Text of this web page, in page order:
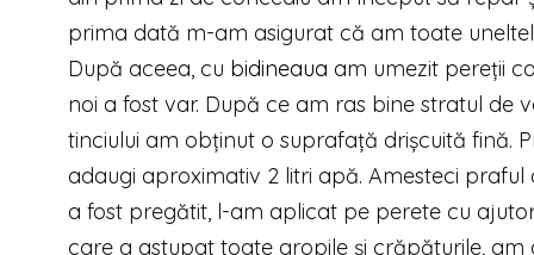
prima dată m-am asigurat că am toate
După aceea, cu bidineaua am umezit pereţii
noi a fost var. După ce am ras bine stratul de
tinciului am obţinut o suprafaţă drişcuită fină.
adaugi aproximativ 2 litri apă. Amesteci
a fost pregătit, l-am aplicat pe perete cu
care a astupat toate gropile şi crăpăturile,